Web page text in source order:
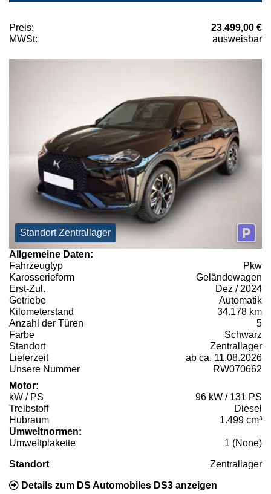
Preis:
23.499,00 €
MWSt:
ausweisbar
Standort Zentrallager
Allgemeine Daten:
Fahrzeugtyp
Pkw
Karosserieform
Geländewagen
Erst-Zul.
Dez / 2024
Getriebe
Automatik
Kilometerstand
34.178 km
Anzahl der Türen
5
Farbe
Schwarz
Standort
Zentrallager
Lieferzeit
ab ca. 11.08.2026
Unsere Nummer
RW070662
Motor:
kW / PS
96 kW / 131 PS
Treibstoff
Diesel
Hubraum
1.499 cm³
Umweltnormen:
Umweltplakette
1 (None)
Standort Zentrallager
Details zum DS Automobiles DS3 anzeigen